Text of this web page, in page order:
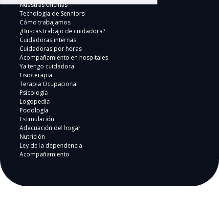
Nuestras oficinas
Tecnología de Senniors
Cómo trabajamos
¿Buscas trabajo de cuidadora?
Cuidadoras internas
Cuidadoras por horas
Acompañamiento en hospitales
Ya tengo cuidadora
Fisioterapia
Terapia Ocupacional
Psicología
Logopedia
Podología
Estimulación
Adecuación del hogar
Nutrición
Ley de la dependencia
Acompañamiento